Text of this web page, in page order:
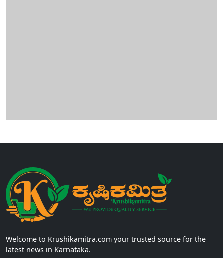
Welcome to Krushikamitra.com your trusted source for the
latest news in Karnataka.